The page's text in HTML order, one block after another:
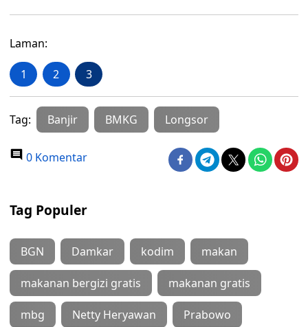
Laman:
1 2 3
Tag: Banjir BMKG Longsor
0 Komentar
Tag Populer
BGN Damkar kodim makan
makanan bergizi gratis makanan gratis
mbg Netty Heryawan Prabowo